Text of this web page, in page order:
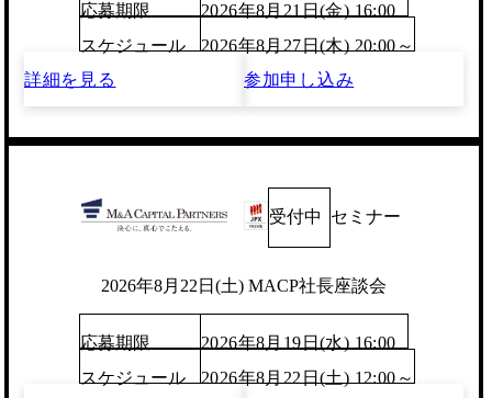
応募期限
2026年8月21日(金) 16:00
スケジュール
2026年8月27日(木) 20:00～
詳細を見る
参加申し込み
受付中 セミナー
2026年8月22日(土) MACP社長座談会
応募期限
2026年8月19日(水) 16:00
スケジュール
2026年8月22日(土) 12:00～